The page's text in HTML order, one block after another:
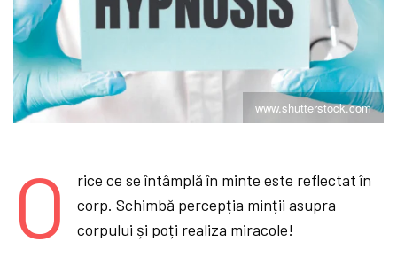
www.shutterstock.com
O
rice ce se întâmplă în minte este reflectat în
corp. Schimbă percepția minții asupra
corpului și poți realiza miracole!